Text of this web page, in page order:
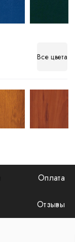
Все цвета
Оплата
Отзывы